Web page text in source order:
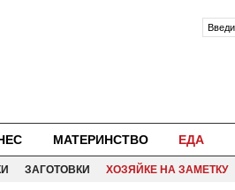
МАТЕРИНСТВО ЕДА
ЗАГОТОВКИ ХОЗЯЙКЕ НА ЗАМЕТКУ